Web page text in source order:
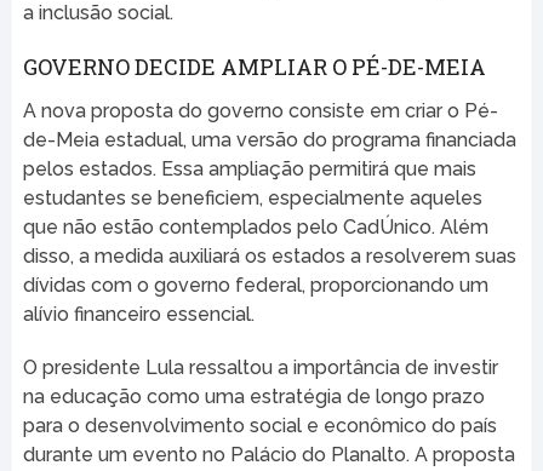
a inclusão social.
GOVERNO DECIDE AMPLIAR O PÉ-DE-MEIA
A nova proposta do governo consiste em criar o Pé-
de-Meia estadual, uma versão do programa financiada
pelos estados. Essa ampliação permitirá que mais
estudantes se beneficiem, especialmente aqueles
que não estão contemplados pelo CadÚnico. Além
disso, a medida auxiliará os estados a resolverem suas
dívidas com o governo federal, proporcionando um
alívio financeiro essencial.
O presidente Lula ressaltou a importância de investir
na educação como uma estratégia de longo prazo
para o desenvolvimento social e econômico do país
durante um evento no Palácio do Planalto. A proposta